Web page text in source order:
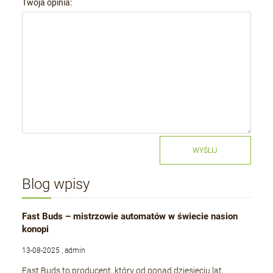
Twoja opinia:
WYŚLIJ
Blog wpisy
Fast Buds – mistrzowie automatów w świecie nasion
konopi
13-08-2025 , admin
Fast Buds to producent, który od ponad dziesięciu lat